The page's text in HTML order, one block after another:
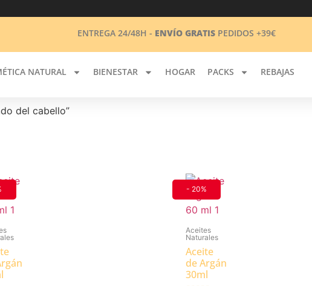
ENTREGA 24/48H - ENVÍO GRATIS PEDIDOS +39€
NATURAL BIENESTAR HOGAR PACKS REBAJAS
del cabello”
- 20%
Aceites
Naturales
Aceite
de Argán
30ml